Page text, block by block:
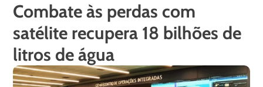
Combate às perdas com
satélite recupera 18 bilhões de
litros de água